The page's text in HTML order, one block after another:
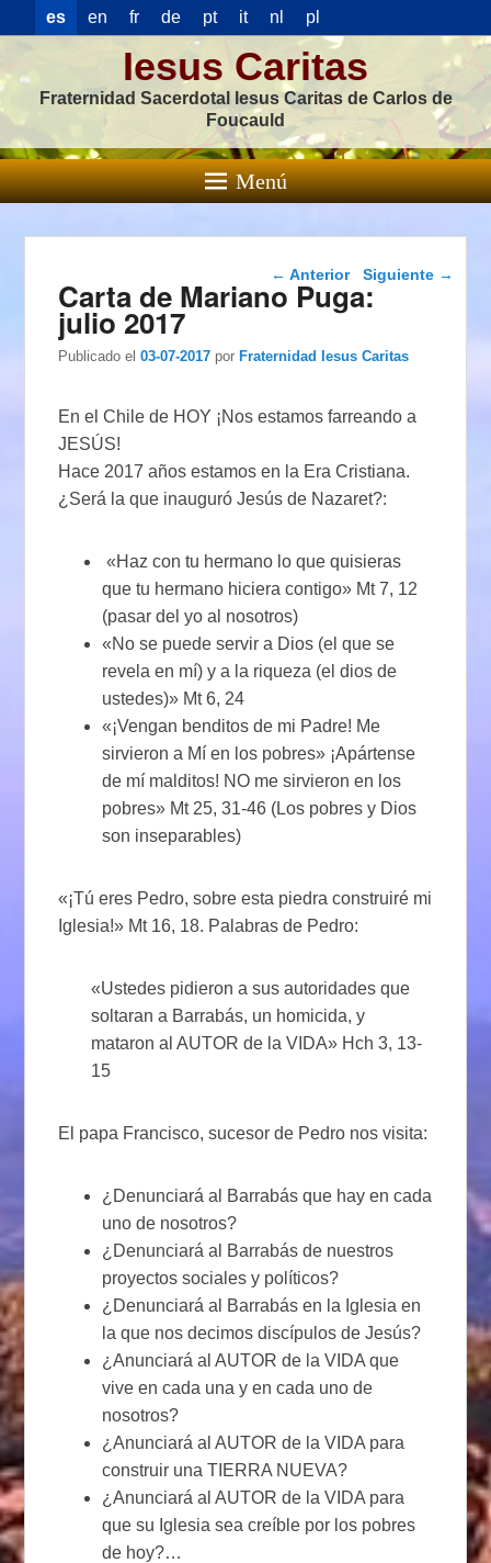
es en fr de pt it nl pl
Iesus Caritas
Fraternidad Sacerdotal Iesus Caritas de Carlos de
Foucauld
Menú
Navegación de
entradas
← Anterior Siguiente →
Carta de Mariano Puga:
julio 2017
Publicado el 03-07-2017 porFraternidad Iesus Caritas
En el Chile de HOY ¡Nos estamos farreando a
JESÚS!
Hace 2017 años estamos en la Era Cristiana.
¿Será la que inauguró Jesús de Nazaret?:
«Haz con tu hermano lo que quisieras
que tu hermano hiciera contigo» Mt 7, 12
(pasar del yo al nosotros)
«No se puede servir a Dios (el que se
revela en mí) y a la riqueza (el dios de
ustedes)» Mt 6, 24
«¡Vengan benditos de mi Padre! Me
sirvieron a Mí en los pobres» ¡Apártense
de mí malditos! NO me sirvieron en los
pobres» Mt 25, 31-46 (Los pobres y Dios
son inseparables)
«¡Tú eres Pedro, sobre esta piedra construiré mi
Iglesia!» Mt 16, 18. Palabras de Pedro:
«Ustedes pidieron a sus autoridades que
soltaran a Barrabás, un homicida, y
mataron al AUTOR de la VIDA» Hch 3, 13-
15
El papa Francisco, sucesor de Pedro nos visita:
¿Denunciará al Barrabás que hay en cada
uno de nosotros?
¿Denunciará al Barrabás de nuestros
proyectos sociales y políticos?
¿Denunciará al Barrabás en la Iglesia en
la que nos decimos discípulos de Jesús?
¿Anunciará al AUTOR de la VIDA que
vive en cada una y en cada uno de
nosotros?
¿Anunciará al AUTOR de la VIDA para
construir una TIERRA NUEVA?
¿Anunciará al AUTOR de la VIDA para
que su Iglesia sea creíble por los pobres
de hoy?…